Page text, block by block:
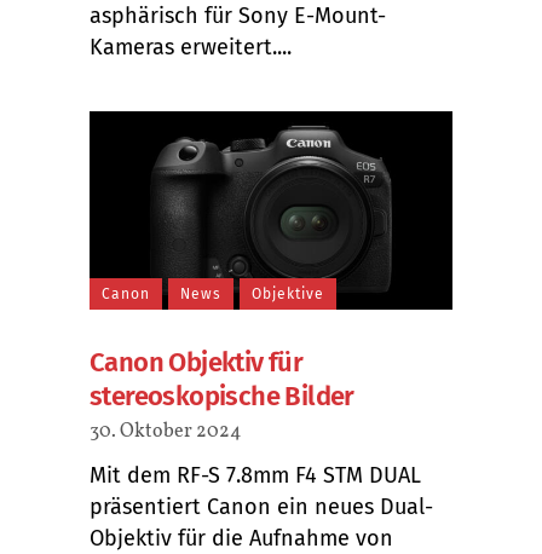
asphärisch für Sony E-Mount-
Kameras erweitert....
Canon News Objektive
Canon Objektiv für
stereoskopische Bilder
30. Oktober 2024
Mit dem RF-S 7.8mm F4 STM DUAL
präsentiert Canon ein neues Dual-
Objektiv für die Aufnahme von